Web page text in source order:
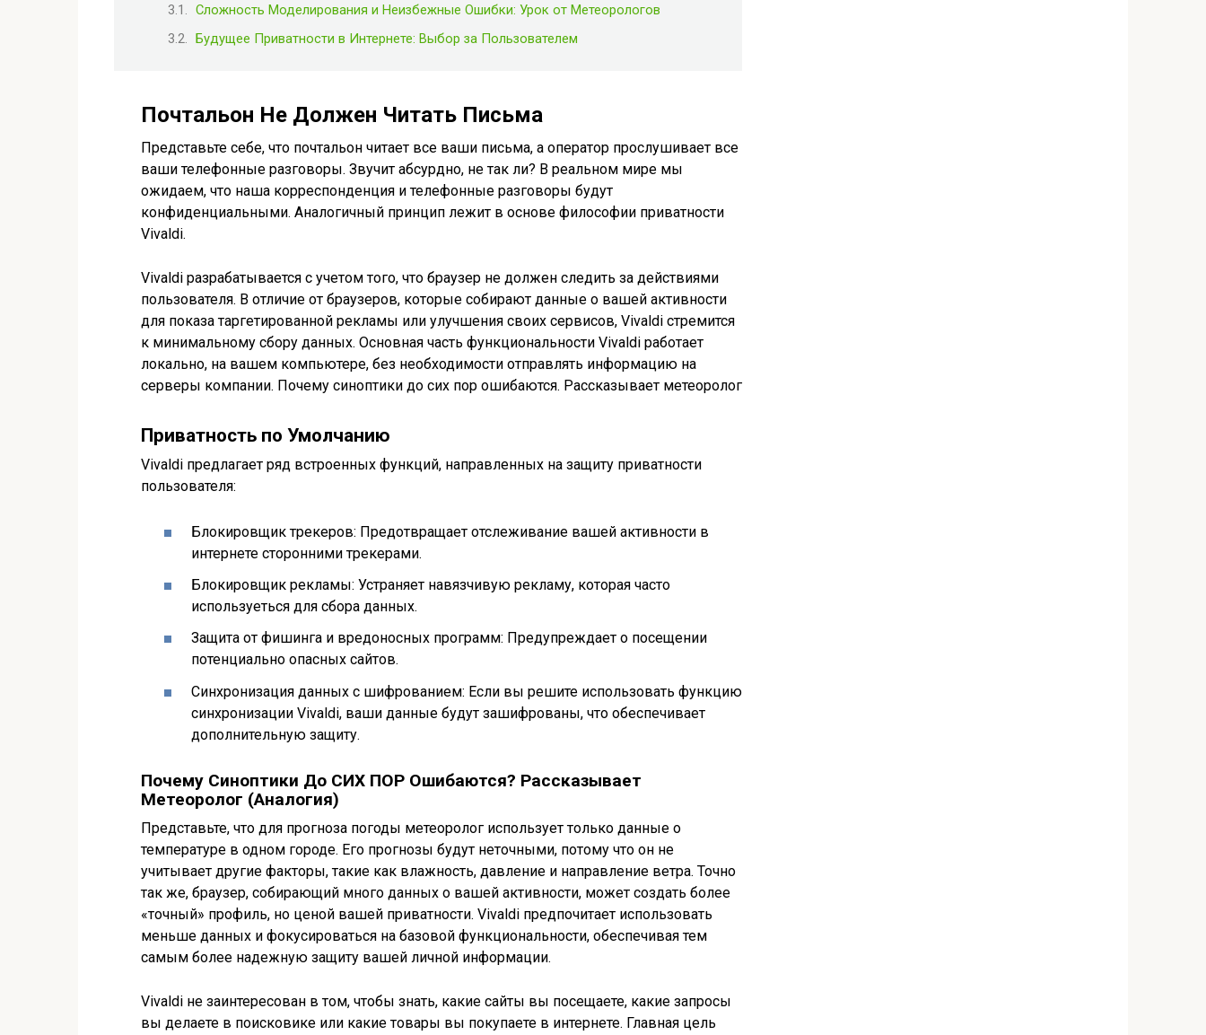
Сложность Моделирования и Неизбежные Ошибки: Урок от Метеорологов
Будущее Приватности в Интернете: Выбор за Пользователем
Почтальон Не Должен Читать Письма
Представьте себе, что почтальон читает все ваши письма, а оператор прослушивает все
ваши телефонные разговоры. Звучит абсурдно, не так ли? В реальном мире мы
ожидаем, что наша корреспонденция и телефонные разговоры будут
конфиденциальными. Аналогичный принцип лежит в основе философии приватности
Vivaldi.
Vivaldi разрабатывается с учетом того, что браузер не должен следить за действиями
пользователя. В отличие от браузеров, которые собирают данные о вашей активности
для показа таргетированной рекламы или улучшения своих сервисов, Vivaldi стремится
к минимальному сбору данных. Основная часть функциональности Vivaldi работает
локально, на вашем компьютере, без необходимости отправлять информацию на
серверы компании. Почему синоптики до сих пор ошибаются. Рассказывает метеоролог
Приватность по Умолчанию
Vivaldi предлагает ряд встроенных функций, направленных на защиту приватности
пользователя:
Блокировщик трекеров: Предотвращает отслеживание вашей активности в
интернете сторонними трекерами.
Блокировщик рекламы: Устраняет навязчивую рекламу, которая часто
используеться для сбора данных.
Защита от фишинга и вредоносных программ: Предупреждает о посещении
потенциально опасных сайтов.
Синхронизация данных с шифрованием: Если вы решите использовать функцию
синхронизации Vivaldi, ваши данные будут зашифрованы, что обеспечивает
дополнительную защиту.
Почему Синоптики До СИХ ПОР Ошибаются? Рассказывает
Метеоролог (Аналогия)
Представьте, что для прогноза погоды метеоролог использует только данные о
температуре в одном городе. Его прогнозы будут неточными, потому что он не
учитывает другие факторы, такие как влажность, давление и направление ветра. Точно
так же, браузер, собирающий много данных о вашей активности, может создать более
«точный» профиль, но ценой вашей приватности. Vivaldi предпочитает использовать
меньше данных и фокусироваться на базовой функциональности, обеспечивая тем
самым более надежную защиту вашей личной информации.
Vivaldi не заинтересован в том, чтобы знать, какие сайты вы посещаете, какие запросы
вы делаете в поисковике или какие товары вы покупаете в интернете. Главная цель